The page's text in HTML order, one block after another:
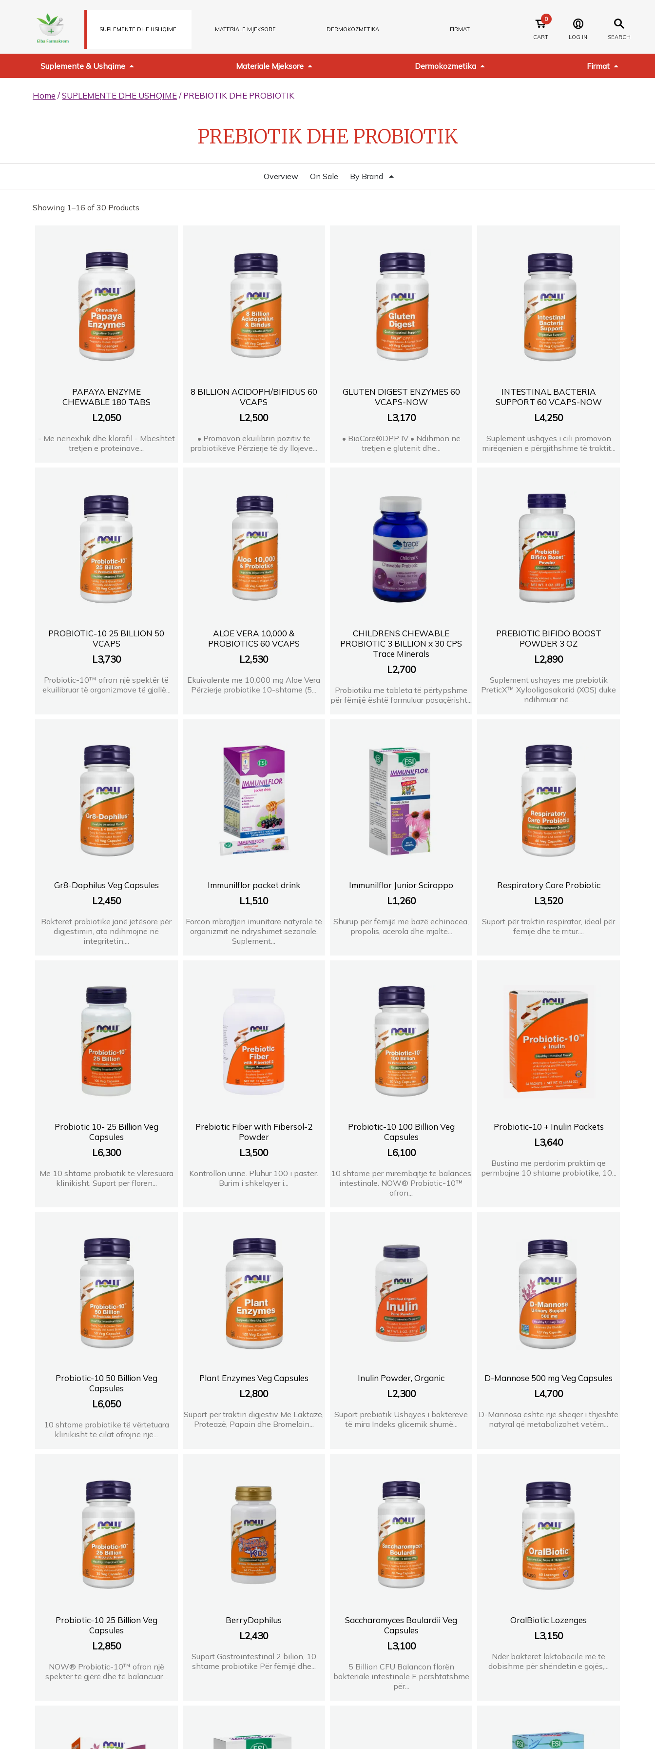
SUPLEMENTE DHE USHQIME MATERIALE MJEKSORE DERMOKOZMETIKA
FIRMAT
CART
0
LOG IN SEARCH
Suplemente & Ushqime Materiale Mjeksore Dermokozmetika Firmat
Home /SUPLEMENTE DHE USHQIME/ PREBIOTIK DHE PROBIOTIK
PREBIOTIK DHE PROBIOTIK
Overview On Sale By Brand
Showing 1–16 of 30 Products
PAPAYA ENZYME
CHEWABLE 180 TABS
L2,050
- Me nenexhik dhe klorofil - Mbështet
tretjen e proteinave...
8 BILLION ACIDOPH/BIFIDUS 60
VCAPS
L2,500
• Promovon ekuilibrin pozitiv të
probiotikëve Përzierje të dy llojeve...
GLUTEN DIGEST ENZYMES 60
VCAPS-NOW
L3,170
• BioCore®DPP IV • Ndihmon në
tretjen e glutenit dhe...
INTESTINAL BACTERIA
SUPPORT 60 VCAPS-NOW
L4,250
Suplement ushqyes i cili promovon
mirëqenien e përgjithshme të traktit...
PROBIOTIC-10 25 BILLION 50
VCAPS
L3,730
Probiotic-10™ ofron një spektër të
ekuilibruar të organizmave të gjallë...
ALOE VERA 10,000 &
PROBIOTICS 60 VCAPS
L2,530
Ekuivalente me 10,000 mg Aloe Vera
Përzierje probiotike 10-shtame (5...
CHILDRENS CHEWABLE
PROBIOTIC 3 BILLION x 30 CPS
Trace Minerals
L2,700
Probiotiku me tableta të përtypshme
për fëmijë është formuluar posaçërisht...
PREBIOTIC BIFIDO BOOST
POWDER 3 OZ
L2,890
Suplement ushqyes me prebiotik
PreticX™ Xylooligosakarid (XOS) duke
ndihmuar në...
Gr8-Dophilus Veg Capsules
L2,450
Bakteret probiotike janë jetësore për
digjestimin, ato ndihmojnë në
integritetin,...
Immunilflor pocket drink
L1,510
Forcon mbrojtjen imunitare natyrale të
organizmit në ndryshimet sezonale.
Suplement...
Immunilflor Junior Sciroppo
L1,260
Shurup për fëmijë me bazë echinacea,
propolis, acerola dhe mjaltë...
Respiratory Care Probiotic
L3,520
Suport për traktin respirator, ideal për
fëmijë dhe të rritur....
Probiotic 10- 25 Billion Veg
Capsules
L6,300
Me 10 shtame probiotik te vleresuara
klinikisht. Suport per floren...
Prebiotic Fiber with Fibersol-2
Powder
L3,500
Kontrollon urine. Pluhur 100 i paster.
Burim i shkelqyer i...
Probiotic-10 100 Billion Veg
Capsules
L6,100
10 shtame për mirëmbajtje të balancës
intestinale. NOW® Probiotic-10™
ofron...
Probiotic-10 + Inulin Packets
L3,640
Bustina me perdorim praktim qe
permbajne 10 shtame probiotike, 10...
Probiotic-10 50 Billion Veg
Capsules
L6,050
10 shtame probiotike të vërtetuara
klinikisht të cilat ofrojnë një...
Plant Enzymes Veg Capsules
L2,800
Suport për traktin digjestiv Me Laktazë,
Proteazë, Papain dhe Bromelain...
Inulin Powder, Organic
L2,300
Suport prebiotik Ushqyes i baktereve
të mira Indeks glicemik shumë...
D-Mannose 500 mg Veg Capsules
L4,700
D-Mannosa është një sheqer i thjeshtë
natyral që metabolizohet vetëm...
Probiotic-10 25 Billion Veg
Capsules
L2,850
NOW® Probiotic-10™ ofron një
spektër të gjërë dhe të balancuar...
BerryDophilus
L2,430
Suport Gastrointestinal 2 bilion, 10
shtame probiotike Për fëmijë dhe...
Saccharomyces Boulardii Veg
Capsules
L3,100
5 Billion CFU Balancon florën
bakteriale intestinale E përshtatshme
për...
OralBiotic Lozenges
L3,150
Ndër bakteret laktobacile më të
dobishme për shëndetin e gojës,...